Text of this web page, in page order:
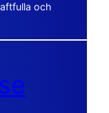
och